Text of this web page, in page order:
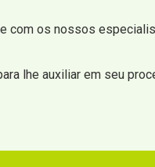
com os nossos
lhe auxiliar em seu